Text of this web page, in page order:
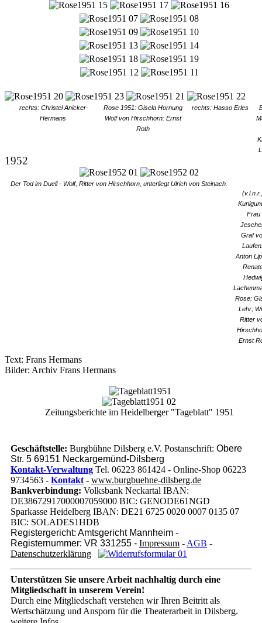
rechts: Christel Anicker-
Hermans
Rose 1951: Gisela Hornung
Wolf von Hirschhorn: Ernst
Roth
rechts: Hasso Erles
1952
Der Tod im Duell - Wolf, Ritter von Hirschhorn, unterliegt Ulrich von Steinach.
Frau
Graf
Anton
Rose:
Lehr;
Ritter
Ernst
Text: Frans Hermans
Bilder: Archiv Frans Hermans
Zeitungsberichte im Heidelberger "Tageblatt" 1951
Geschäftstelle: Burgbühne Dilsberg e.V. Postanschrift: Obere
Str. 5 69151 Neckargemünd-Dilsberg
Kontakt-Verwaltung Tel. 06223 861424 - Online-Shop 06223
9734563 - Kontakt - www.burgbuehne-dilsberg.de
Bankverbindung: Volksbank Neckartal IBAN:
DE38672917000007059000 BIC: GENODE61NGD
Sparkasse Heidelberg IBAN: DE21 6725 0020 0007 0135 07
BIC: SOLADES1HDB
Registergericht: Amtsgericht Mannheim -
Registernummer: VR 331255 - Impressum - AGB -
Datenschutzerklärung
Unterstützen Sie unsere Arbeit nachhaltig durch eine
Mitgliedschaft in unserem Verein!
Durch eine Mitgliedschaft verstehen wir Ihren Beitritt als
Wertschätzung und Ansporn für die Theaterarbeit in Dilsberg.